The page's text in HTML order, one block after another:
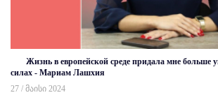
Жизнь в европейской среде придала мне больше
силах - Мариам Лашхия
27 / მაისი 2024